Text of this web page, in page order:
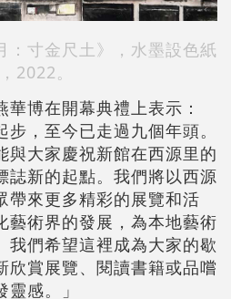
：寸金尺土》，水墨設色紙
2022。
博在開幕典禮上表示：
步，至今已走過九個年頭。
與大家慶祝新館在西源里的
誌新的起點。我們將以西源
帶來更多精彩的展覽和活
藝術界的發展，為本地藝術
我們希望這裡成為大家的歇
欣賞展覽、閱讀書籍或品嚐
感。」